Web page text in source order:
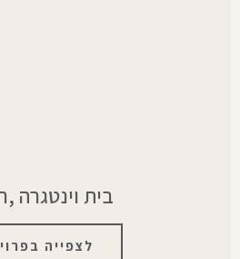
בית וינטגרה
לצפייה